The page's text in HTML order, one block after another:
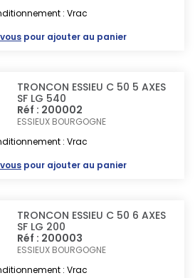
: Vrac
pour ajouter au panier
TRONCON ESSIEU C 50 5 AXES
SF LG 540
Réf : 200002
ESSIEUX BOURGOGNE
: Vrac
pour ajouter au panier
TRONCON ESSIEU C 50 6 AXES
SF LG 200
Réf : 200003
ESSIEUX BOURGOGNE
: Vrac